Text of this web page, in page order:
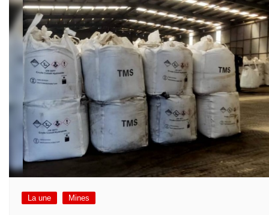
La une Mines